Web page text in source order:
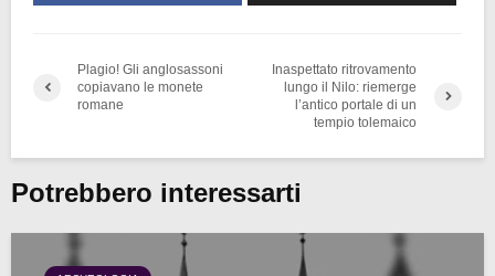
Plagio! Gli anglosassoni
copiavano le monete
romane
Inaspettato ritrovamento
lungo il Nilo: riemerge
l’antico portale di un
tempio tolemaico
Potrebbero interessarti